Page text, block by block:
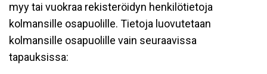
myy tai vuokraa rekisteröidyn henkilötietoja
kolmansille osapuolille. Tietoja luovutetaan
kolmansille osapuolille vain seuraavissa
tapauksissa: